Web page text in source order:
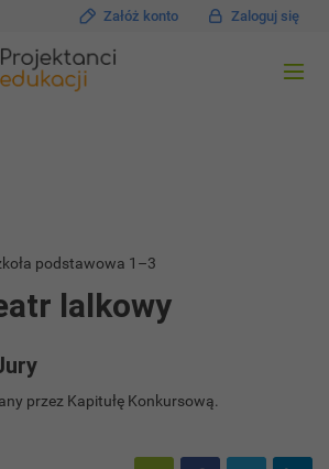
Załóż konto Zaloguj się
podstawowa 1–3
lalkowy
przez Kapitułę Konkursową.